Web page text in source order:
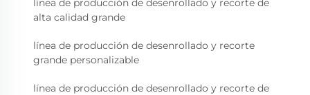
alta calidad grande
línea de producción de desenrollado y recorte
grande personalizable
línea de producción de desenrollado y recorte de